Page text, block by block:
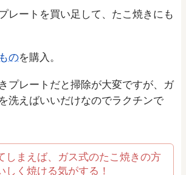
レートを買い足して、たこ焼きにも
のを購入。
プレートだと掃除が大変ですが、ガ
洗えばいいだけなのでラクチンで
しまえば、ガス式のたこ焼きの方
しく焼ける気がする！